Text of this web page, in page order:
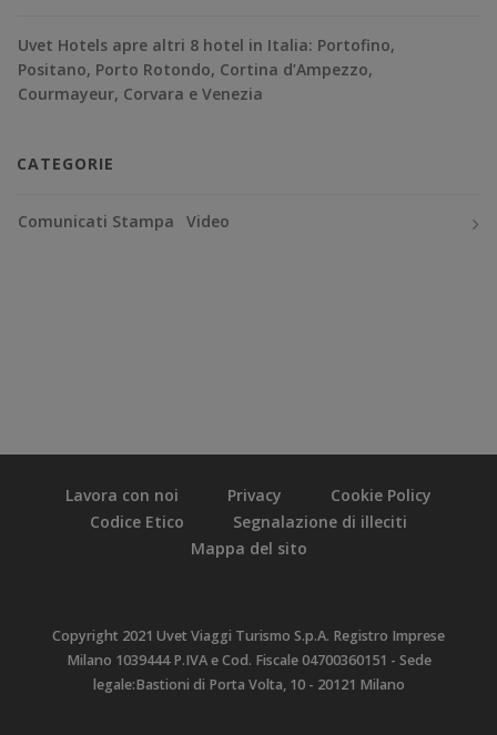
Uvet Hotels apre altri 8 hotel in Italia: Portofino,
Positano, Porto Rotondo, Cortina d’Ampezzo,
Courmayeur, Corvara e Venezia
CATEGORIE
Comunicati Stampa Video
Lavora con noi Privacy
Cookie Policy
Codice Etico
Segnalazione di illeciti
Mappa del sito
Copyright 2021 Uvet Viaggi Turismo S.p.A. Registro Imprese
Milano 1039444 P.IVA e Cod. Fiscale 04700360151 - Sede
legale:Bastioni di Porta Volta, 10 - 20121 Milano